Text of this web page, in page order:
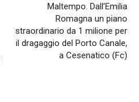
Maltempo. Dall’Emilia
Romagna un piano
straordinario da 1 milione per
il dragaggio del Porto Canale,
a Cesenatico (Fc)